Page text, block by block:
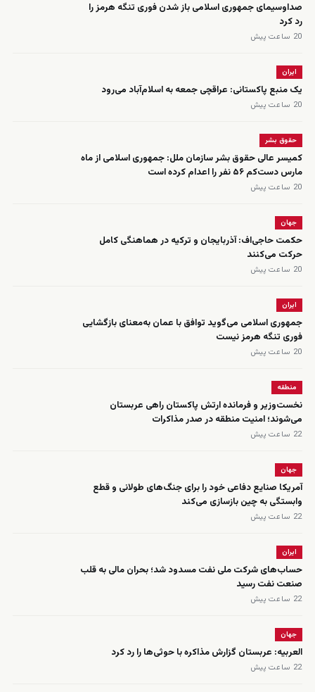
صداوسیمای جمهوری اسلامی باز شدن فوری تنگه هرمز را
رد کرد
20 ساعت پیش
ایران
یک منبع پاکستانی: عراقچی جمعه به اسلام‌آباد می‌رود
20 ساعت پیش
حقوق بشر
کمیسر عالی حقوق بشر سازمان ملل: جمهوری اسلامی از ماه
مارس دست‌کم ۵۶ نفر را اعدام کرده است
20 ساعت پیش
جهان
حکمت حاجی‌اف: آذربایجان و ترکیه در هماهنگی کامل
حرکت می‌کنند
20 ساعت پیش
ایران
جمهوری اسلامی می‌گوید توافق با عمان به‌معنای بازگشایی
فوری تنگه هرمز نیست
20 ساعت پیش
منطقه
نخست‌وزیر و فرمانده ارتش پاکستان راهی عربستان
می‌شوند؛ امنیت منطقه در صدر مذاکرات
22 ساعت پیش
جهان
آمریکا صنایع دفاعی خود را برای جنگ‌های طولانی و قطع
وابستگی به چین بازسازی می‌کند
22 ساعت پیش
ایران
حساب‌های شرکت ملی نفت مسدود شد؛ بحران مالی به قلب
صنعت نفت رسید
22 ساعت پیش
جهان
العربیه: عربستان گزارش مذاکره با حوثی‌ها را رد کرد
22 ساعت پیش